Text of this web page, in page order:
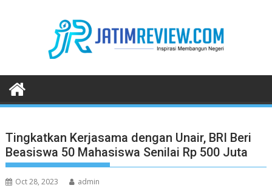
Tingkatkan Kerjasama dengan Unair, BRI Beri
Beasiswa 50 Mahasiswa Senilai Rp 500 Juta
Oct 28, 2023 admin